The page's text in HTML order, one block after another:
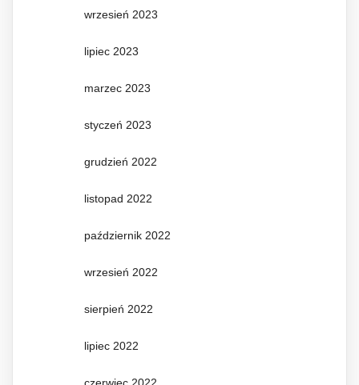
wrzesień 2023
lipiec 2023
marzec 2023
styczeń 2023
grudzień 2022
listopad 2022
październik 2022
wrzesień 2022
sierpień 2022
lipiec 2022